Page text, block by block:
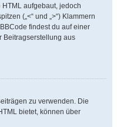
aufgebaut, jedoch
(„<“ und „>“) Klammern
findest du auf einer
Beitragserstellung aus
zu verwenden. Die
bietet, können über